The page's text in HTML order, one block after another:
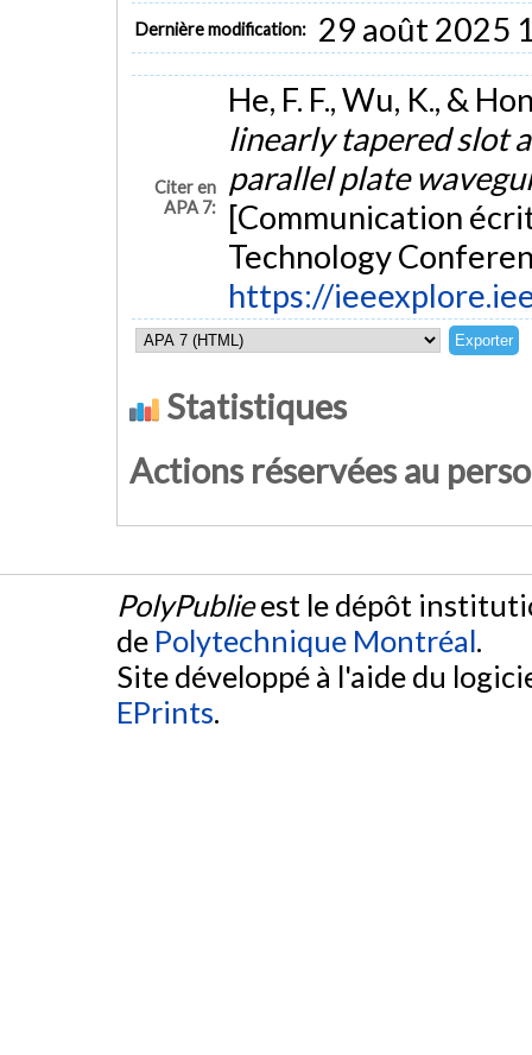
Dernière modification: 29 août 2025
Citer en
APA 7:
He, F. F., Wu, K., &
linearly tapered slot
parallel plate
[Communication
Technology
https://
Statistiques
Actions réservées au
PolyPublieest le dépôt
de Polytechnique Montréal.
Site développé à l'aide du
EPrints.